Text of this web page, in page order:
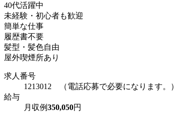
40代活躍中
未経験・初心者も歓迎
簡単な仕事
履歴書不要
髪型・髪色自由
屋外喫煙所あり
求人番号
1213012 （電話応募で必要になります。）
給与
月収例350,050円